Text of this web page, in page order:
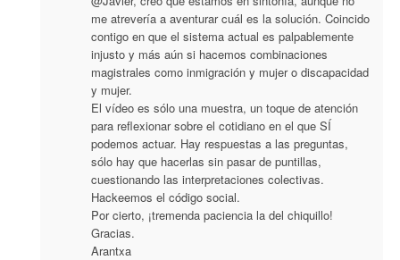
me atrevería a aventurar cuál es la solución. Coincido
contigo en que el sistema actual es palpablemente
injusto y más aún si hacemos combinaciones
magistrales como inmigración y mujer o discapacidad
y mujer.
El vídeo es sólo una muestra, un toque de atención
para reflexionar sobre el cotidiano en el que SÍ
podemos actuar. Hay respuestas a las preguntas,
sólo hay que hacerlas sin pasar de puntillas,
cuestionando las interpretaciones colectivas.
Hackeemos el código social.
Por cierto, ¡tremenda paciencia la del chiquillo!
Gracias.
Arantxa